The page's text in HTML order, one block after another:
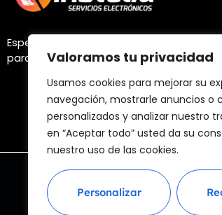
Valoramos tu privacidad
Usamos cookies para mejorar su
navegación, mostrarle anuncios o
personalizados y analizar nuestro
en “Aceptar todo” usted da su
nuestro uso de las cookies.
Personalizar
Especialistas en soluciones electrónicas
para automóviles.